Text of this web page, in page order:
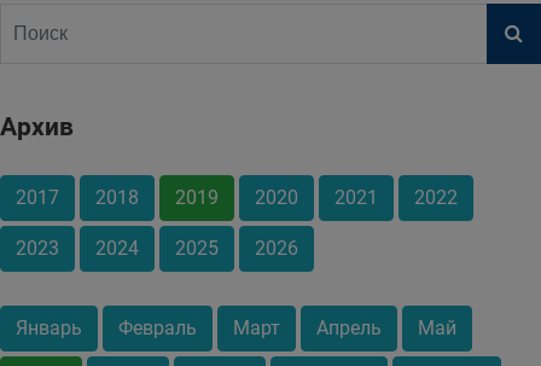
Архив
2017 2018 2019 2020 2021 2022
2023 2024 2025 2026
Январь Февраль Март Апрель Май